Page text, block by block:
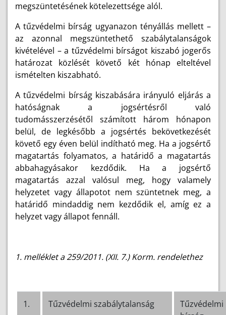
megszüntetésének kötelezettsége alól.
A tűzvédelmi bírság ugyanazon tényállás mellett –
az azonnal megszüntethető szabálytalanságok
kivételével – a tűzvédelmi bírságot kiszabó jogerős
határozat közlését követő két hónap elteltével
ismételten kiszabható.
A tűzvédelmi bírság kiszabására irányuló eljárás a
hatóságnak a jogsértésről való
tudomásszerzésétől számított három hónapon
belül, de legkésőbb a jogsértés bekövetkezését
követő egy éven belül indítható meg. Ha a jogsértő
magatartás folyamatos, a határidő a magatartás
abbahagyásakor kezdődik. Ha a jogsértő
magatartás azzal valósul meg, hogy valamely
helyzetet vagy állapotot nem szüntetnek meg, a
határidő mindaddig nem kezdődik el, amíg ez a
helyzet vagy állapot fennáll.
1. melléklet a 259/2011. (XII. 7.) Korm. rendelethez
1. Tűzvédelmi szabálytalanság
Tűzvédelmi